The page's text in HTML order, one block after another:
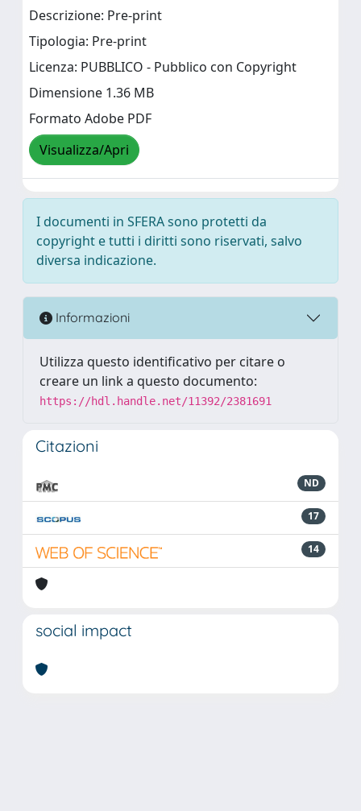
Descrizione: Pre-print
Tipologia: Pre-print
Licenza: PUBBLICO - Pubblico con Copyright
Dimensione 1.36 MB
Formato Adobe PDF
Visualizza/Apri
I documenti in SFERA sono protetti da
copyright e tutti i diritti sono riservati, salvo
diversa indicazione.
Informazioni
Utilizza questo identificativo per citare o
creare un link a questo documento:
https://hdl.handle.net/11392/2381691
Citazioni
ND
17
14
social impact